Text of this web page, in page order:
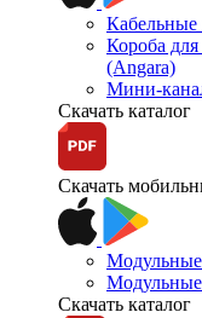
Кабельные
Короба
(Angara)
Мини-
Скачать каталог
Скачать
Скачать каталог